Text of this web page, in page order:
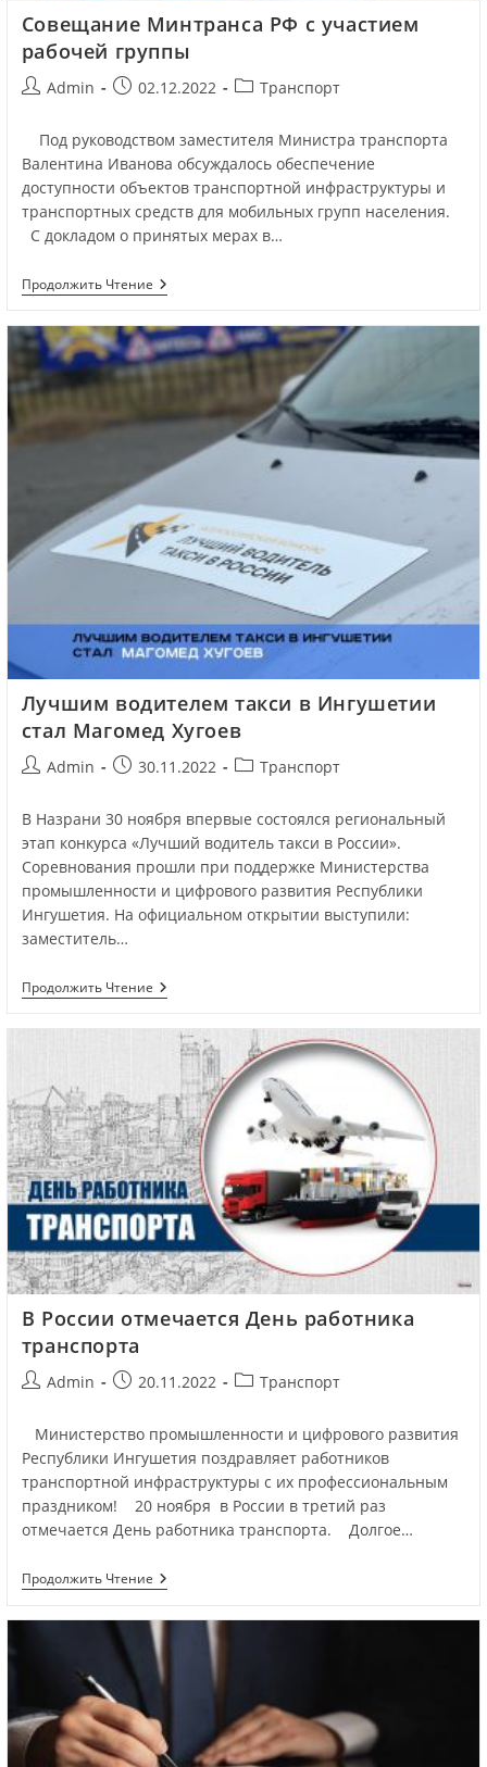
Совещание Минтранса РФ с участием
рабочей группы
Admin 02.12.2022 Транспорт
Под руководством заместителя Министра транспорта
Валентина Иванова обсуждалось обеспечение
доступности объектов транспортной инфраструктуры и
транспортных средств для мобильных групп населения.
С докладом о принятых мерах в…
Продолжить Чтение
Лучшим водителем такси в Ингушетии
стал Магомед Хугоев
Admin 30.11.2022 Транспорт
В Назрани 30 ноября впервые состоялся региональный
этап конкурса «Лучший водитель такси в России».
Соревнования прошли при поддержке Министерства
промышленности и цифрового развития Республики
Ингушетия. На официальном открытии выступили:
заместитель…
Продолжить Чтение
В России отмечается День работника
транспорта
Admin 20.11.2022 Транспорт
Министерство промышленности и цифрового развития
Республики Ингушетия поздравляет работников
транспортной инфраструктуры с их профессиональным
праздником! 20 ноября в России в третий раз
отмечается День работника транспорта. Долгое…
Продолжить Чтение